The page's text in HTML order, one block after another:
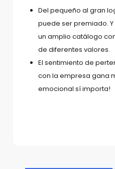
Del pequeño al gran
puede ser premiado.
un amplio catálogo
de diferentes valores.
El sentimiento de
con la empresa gana
emocional sí importa!